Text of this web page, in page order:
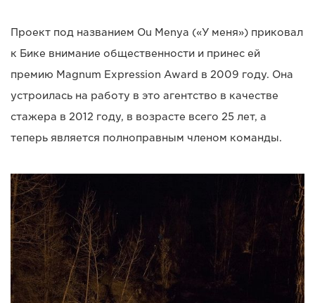
Проект под названием Ou Menya («У меня») приковал
к Бике внимание общественности и принес ей
премию Magnum Expression Award в 2009 году. Она
устроилась на работу в это агентство в качестве
стажера в 2012 году, в возрасте всего 25 лет, а
теперь является полноправным членом команды.